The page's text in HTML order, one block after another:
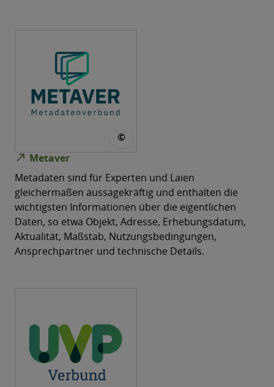
©
north_east Metaver
Metadaten sind für Experten und Laien
gleichermaßen aussagekräftig und enthalten die
wichtigsten Informationen über die eigentlichen
Daten, so etwa Objekt, Adresse, Erhebungsdatum,
Aktualität, Maßstab, Nutzungsbedingungen,
Ansprechpartner und technische Details.